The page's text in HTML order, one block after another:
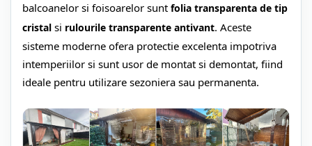
balcoanelor si foisoarelor sunt folia transparenta de tip
cristal si rulourile transparente antivant. Aceste
sisteme moderne ofera protectie excelenta impotriva
intemperiilor si sunt usor de montat si demontat, fiind
ideale pentru utilizare sezoniera sau permanenta.